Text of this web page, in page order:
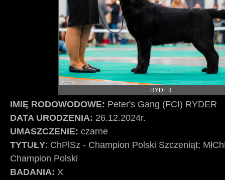
RYDER
IMIĘ RODOWODOWE: Peter's Gang (FCI) RYDER
DATA URODZENIA: 26.12.2024r.
UMASZCZENIE: czarne
TYTUŁY: ChPlSz - Champion Polski Szczeniąt;
Champion Polski
BADANIA: X